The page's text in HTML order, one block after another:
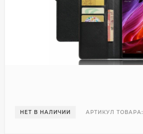
НЕТ В НАЛИЧИИ АРТИКУЛ ТОВАРА: